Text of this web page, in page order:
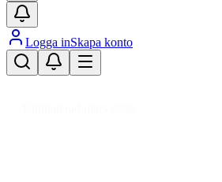
Logga inSkapa konto